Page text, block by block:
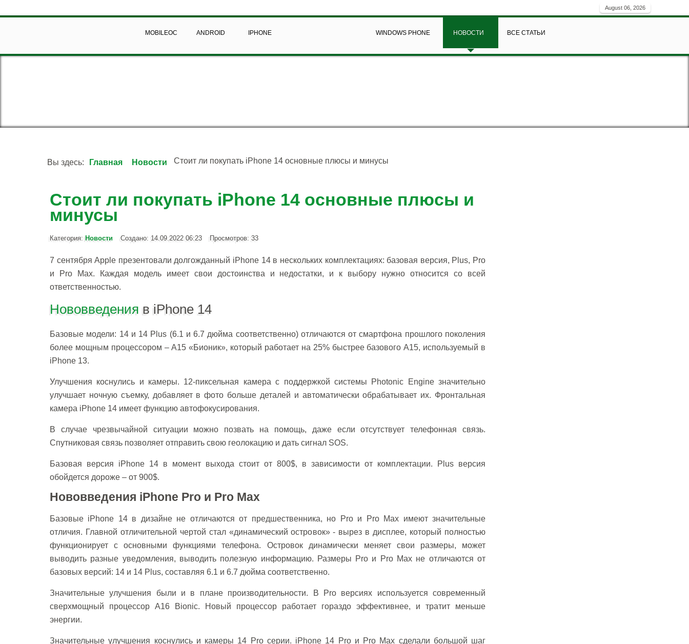
August 06, 2026
MOBILEOC ANDROID IPHONE WINDOWS PHONE НОВОСТИ ВСЕ СТАТЬИ
Вы здесь: Главная Новости Стоит ли покупать iPhone 14 основные плюсы и минусы
Стоит ли покупать iPhone 14 основные плюсы и
минусы
Категория: Новости Создано: 14.09.2022 06:23 Просмотров: 33
7 сентября Apple презентовали долгожданный iPhone 14 в нескольких комплектациях: базовая версия, Plus, Pro
и Pro Max. Каждая модель имеет свои достоинства и недостатки, и к выбору нужно относится со всей
ответственностью.
Нововведения в iPhone 14
Базовые модели: 14 и 14 Plus (6.1 и 6.7 дюйма соответственно) отличаются от смартфона прошлого поколения
более мощным процессором – A15 «Бионик», который работает на 25% быстрее базового A15, используемый в
iPhone 13.
Улучшения коснулись и камеры. 12-пиксельная камера с поддержкой системы Photonic Engine значительно
улучшает ночную съемку, добавляет в фото больше деталей и автоматически обрабатывает их. Фронтальная
камера iPhone 14 имеет функцию автофокусирования.
В случае чрезвычайной ситуации можно позвать на помощь, даже если отсутствует телефонная связь.
Спутниковая связь позволяет отправить свою геолокацию и дать сигнал SOS.
Базовая версия iPhone 14 в момент выхода стоит от 800$, в зависимости от комплектации. Plus версия
обойдется дороже – от 900$.
Нововведения iPhone Pro и Pro Max
Базовые iPhone 14 в дизайне не отличаются от предшественника, но Pro и Pro Max имеют значительные
отличия. Главной отличительной чертой стал «динамический островок» - вырез в дисплее, который полностью
функционирует с основными функциями телефона. Островок динамически меняет свои размеры, может
выводить разные уведомления, выводить полезную информацию. Размеры Pro и Pro Max не отличаются от
базовых версий: 14 и 14 Plus, составляя 6.1 и 6.7 дюйма соответственно.
Значительные улучшения были и в плане производительности. В Pro версиях используется современный
сверхмощный процессор A16 Bionic. Новый процессор работает гораздо эффективнее, и тратит меньше
энергии.
Значительные улучшения коснулись и камеры 14 Pro серии. iPhone 14 Pro и Pro Max сделали большой шаг